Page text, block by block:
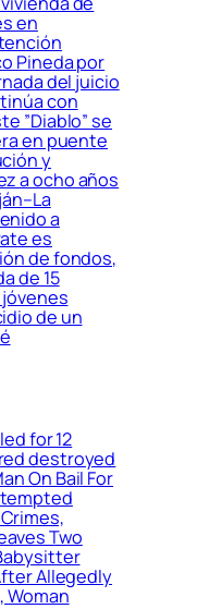
en
Pineda por
del juicio
con
”Diablo” se
en puente
y
a ocho años
a
es
de fondos,
de 15
jóvenes
de un
for 12
destroyed
On Bail For
Two
Allegedly
Woman